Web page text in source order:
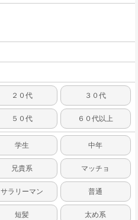
２０代 ３０代
５０代 ６０代以上
学生 中年
兄貴系 マッチョ
サラリーマン 普通
短髪 太め系